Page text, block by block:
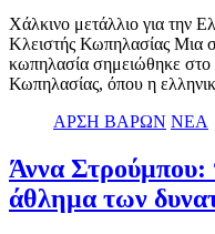
Μοιραστείτε
Χάλκινο μετάλλιο για την
Κλειστής Κωπηλασίας Μια
κωπηλασία σημειώθηκε
Κωπηλασίας, όπου η
ΑΡΣΗ ΒΑΡΩΝ ΝΕΑ
Άννα Στρούμπου:
άθλημα των